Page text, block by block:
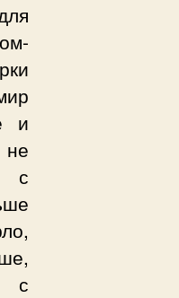
и
не
с
с